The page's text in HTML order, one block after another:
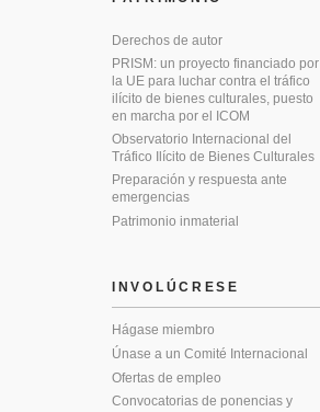
Derechos de autor
PRISM: un proyecto financiado por
la UE para luchar contra el tráfico
ilícito de bienes culturales, puesto
en marcha por el ICOM
Observatorio Internacional del
Tráfico Ilícito de Bienes Culturales
Preparación y respuesta ante
emergencias
Patrimonio inmaterial
INVOLÚCRESE
Hágase miembro
Únase a un Comité Internacional
Ofertas de empleo
Convocatorias de ponencias y